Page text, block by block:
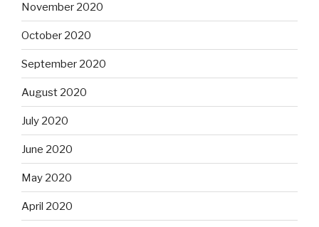
November 2020
October 2020
September 2020
August 2020
July 2020
June 2020
May 2020
April 2020